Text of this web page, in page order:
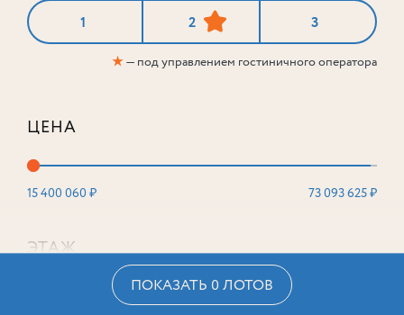
1 2 3
★— под управлением гостиничного оператора
ЦЕНА
15 400 060 ₽ 73 093 625 ₽
ЭТАЖ
ПОКАЗАТЬ 0 ЛОТОВ